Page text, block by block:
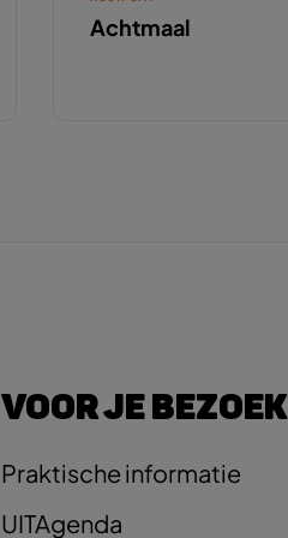
Achtmaal
VOOR JE BEZOEK
Praktische informatie
UITAgenda